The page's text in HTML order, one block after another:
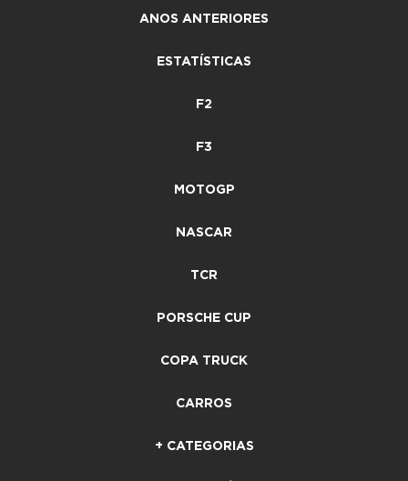
ANOS ANTERIORES
ESTATÍSTICAS
F2
F3
MOTOGP
NASCAR
TCR
PORSCHE CUP
COPA TRUCK
CARROS
+ CATEGORIAS